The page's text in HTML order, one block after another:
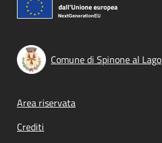
Comune di Spinone al Lago
Footer menu
Area riservata
Crediti